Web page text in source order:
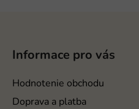
Informace pro vás
Hodnotenie obchodu
Doprava a platba